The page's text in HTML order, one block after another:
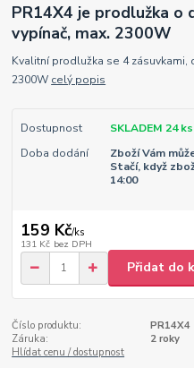
PR14X4 je prodlužka o
vypínač, max. 2300W
Kvalitní prodlužka se 4 zásuvkami,
2300W celý popis
Dostupnost
SKLADEM 24 ks
Doba dodání
Zboží Vám
Stačí, když
14:00
159 Kč/ks
131 Kč bez DPH
Přidat do
Číslo produktu:
PR14X4
Záruka:
2 roky
Hlídat cenu / dostupnost